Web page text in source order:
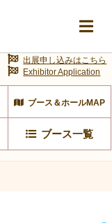
ブース＆ホールMAP
ブース一覧
出展申し込みはこちら
Exhibitor Application